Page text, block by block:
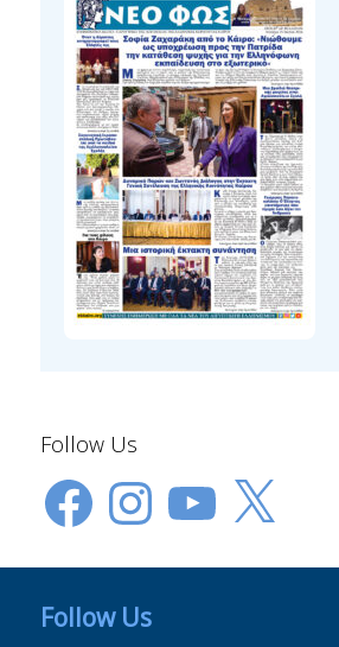
Follow Us
FacebookInstagramYouTube
X
Follow Us